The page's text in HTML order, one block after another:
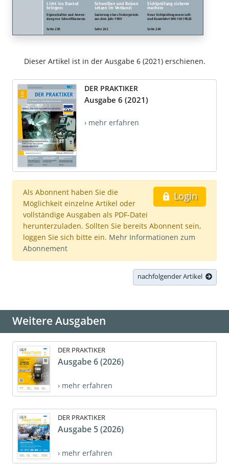
Dieser Artikel ist in der Ausgabe 6 (2021) erschienen.
DER PRAKTIKER
Ausgabe 6 (2021)
› mehr erfahren
Login
Als Abonnent haben Sie die
Möglichkeit einzelne Artikel oder
vollständige Ausgaben als PDF-Datei
herunterzuladen. Sollten Sie bereits Abonnent sein,
loggen Sie sich bitte ein. Mehr Informationen zum
Abonnement
nachfolgender Artikel
Weitere Ausgaben
DER PRAKTIKER
Ausgabe 6 (2026)
› mehr erfahren
DER PRAKTIKER
Ausgabe 5 (2026)
› mehr erfahren